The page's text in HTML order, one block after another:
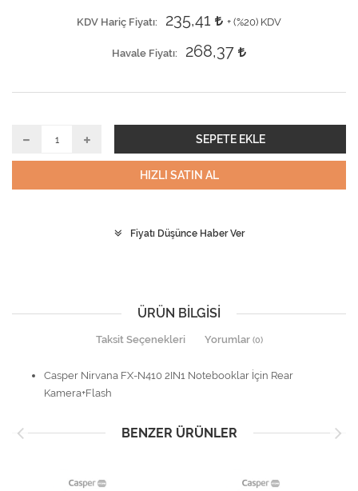
KDV Hariç Fiyatı 235,41 + (%20) KDV
Havale Fiyatı 268,37
SEPETE EKLE
HIZLI SATIN AL
Fiyatı Düşünce Haber Ver
ÜRÜN BILGISI
Taksit Seçenekleri Yorumlar (0)
Casper Nirvana FX-N410 2IN1 Notebooklar İçin Rear
Kamera+Flash
BENZER ÜRÜNLER